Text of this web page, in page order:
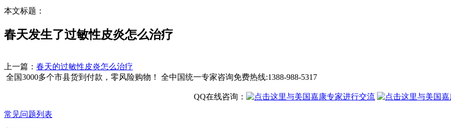
本文标题：
春天发生了过敏性皮炎怎么治疗
上一篇： 春天的过敏性皮炎怎么治疗
全国3000多个市县货到付款，零风险购物！ 全中国统一专家咨询免费热线:1388-988-5317
QQ在线咨询：
常见问题列表